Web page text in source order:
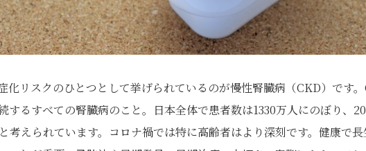
化リスクのひとつとして挙げられているのが慢性腎臓病（CKD）です
するすべての腎臓病のこと。日本全体で患者数は1330万人にのぼり、
考えられています。コロナ禍では特に高齢者はより深刻です。健康で